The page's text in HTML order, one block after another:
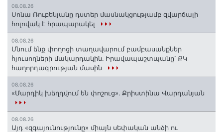
08.08.26
Սոնա Ռուբենյանը դստեր մասնակցությամբ զվարճալի
հոլովակ է հրապարակել
08.08.26
Մնում ենք փողոցի տաղավարում բամբասանքներ
հյուսողների մակարդակին․ Իրավապաշտպանը՝ ՔԿ
հաղորդագրության մասին
08.08.26
«Մարդիկ խեղդվում են փոշուց»․ Քրիստինա Վարդանյան
08.08.26
Այդ «զգայունությունը» միայն սեփական անձի ու